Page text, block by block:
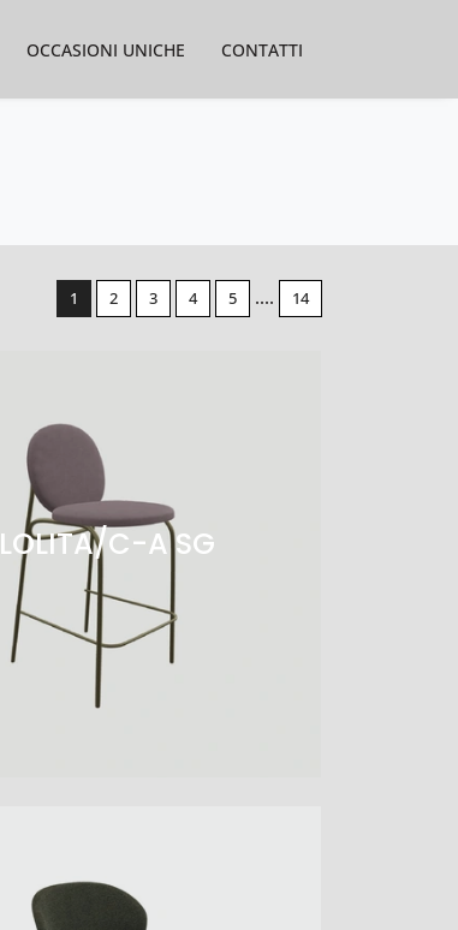
OCCASIONI UNICHE CONTATTI
1 2 3 4 5 .... 14
LOLITA/C-A SG